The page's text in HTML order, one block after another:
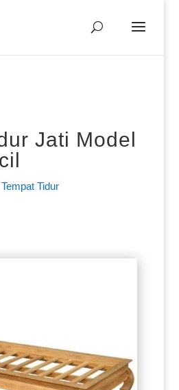
Jati Model
Tempat Tidur